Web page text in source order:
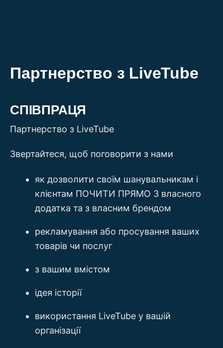
Партнерство з LiveTube
СПІВПРАЦЯ
Партнерство з LiveTube
Звертайтеся, щоб поговорити з нами
як дозволити своїм шанувальникам і
клієнтам ПОЧИТИ ПРЯМО З власного
додатка та з власним брендом
рекламування або просування ваших
товарів чи послуг
з вашим вмістом
ідея історії
використання LiveTube у вашій
організації